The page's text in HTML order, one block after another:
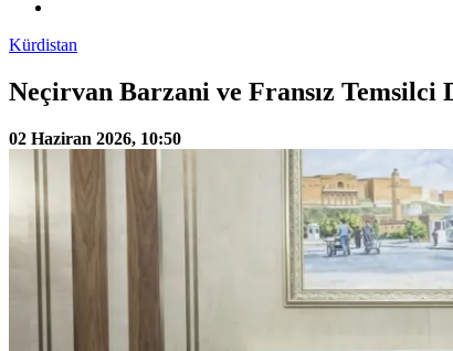
Kürdistan
Neçirvan Barzani ve Fransız Temsilci
02 Haziran 2026, 10:50